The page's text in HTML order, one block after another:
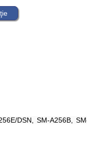
DSN, SM-A256B,